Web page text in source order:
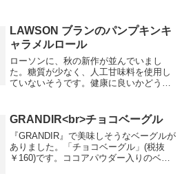
のですが…)大阪で時々開かれる人気のパ
ン教室がありました。す...
LAWSON ブランのパンプキンキ
ャラメルロール
ローソンに、秋の新作が並んでいまし
た。糖質が少なく、人工甘味料を使用し
ていないそうです。健康に良いかどうか
た。ただ、飽きそうな味をしているの
で、定番商品って飽きがこないよ...
GRANDIR<br>チョコベーグル
『GRANDIR』で美味しそうなベーグルが
ありました。「チョコベーグル」(税抜
￥160)です。ココアパウダー入りのベー